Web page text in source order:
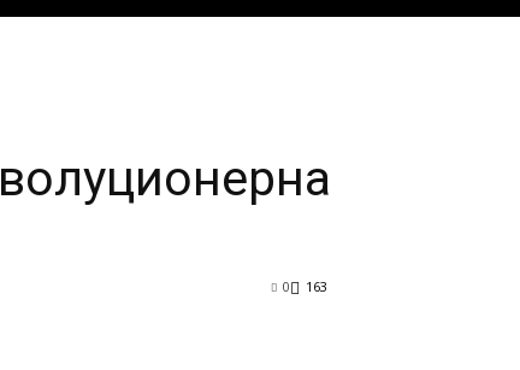
163
0